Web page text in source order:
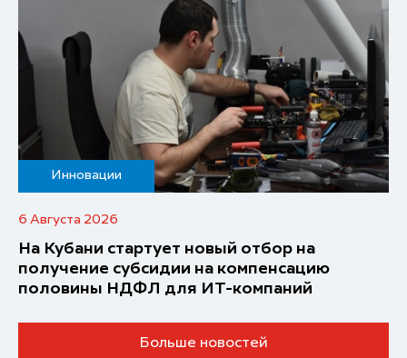
Инновации
6 Августа 2026
На Кубани стартует новый отбор на
получение субсидии на компенсацию
половины НДФЛ для ИT-компаний
Больше новостей